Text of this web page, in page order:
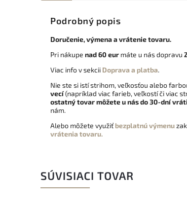
Podrobný popis
Doručenie, výmena a vrátenie tovaru.
Pri nákupe nad 60 eur máte u nás dopravu
Viac info v sekcii Doprava a platba.
Nie ste si istí strihom, veľkosťou alebo
vecí(napríklad viac farieb, veľkostí či viac
ostatný tovar môžete u nás do 30-dní
nám.
Alebo môžete využiť bezplatnú výmenu
vrátenia tovaru.
SÚVISIACI TOVAR